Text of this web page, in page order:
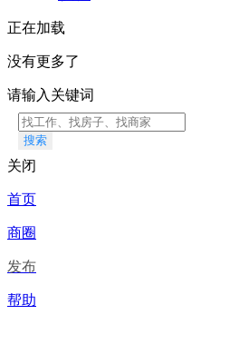
正在加载
没有更多了
请输入关键词
搜索
关闭
首页
商圈
发布
帮助